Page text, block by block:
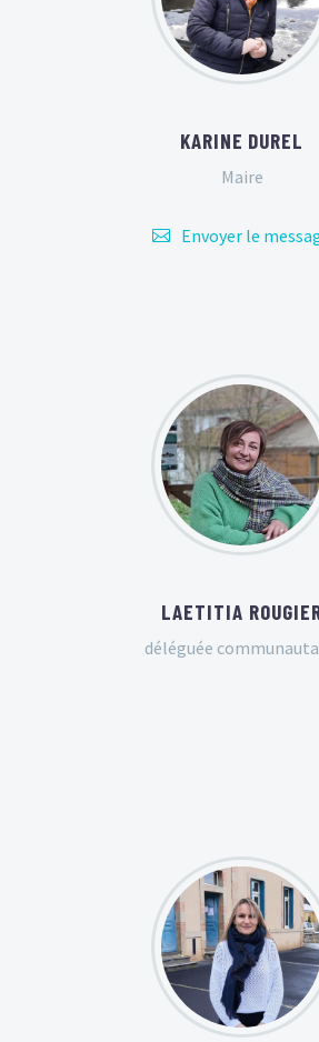
KARINE DUREL
Maire
Envoyer le
LAETITIA
déléguée